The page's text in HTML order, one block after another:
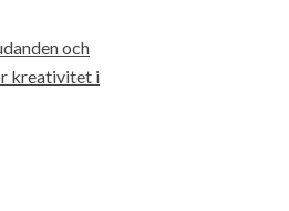
och
kreativitet i